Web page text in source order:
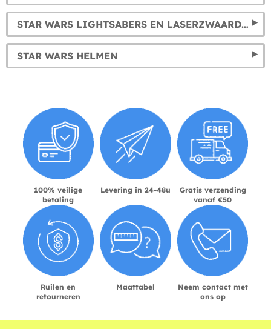
STAR WARS LIGHTSABERS EN LASERZWAARDEN VAN ALLE PERSONAGES
STAR WARS HELMEN
100% veilige
betaling
Levering in 24-48u
Gratis verzending
vanaf €50
Ruilen en
retourneren
Maattabel
Neem contact met
ons op